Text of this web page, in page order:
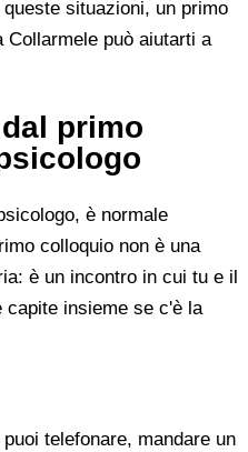
situazioni, un primo
Collarmele può aiutarti a
primo
è normale
colloquio non è una
è un incontro in cui tu e il
insieme se c'è la
puoi telefonare, mandare un